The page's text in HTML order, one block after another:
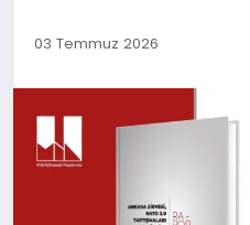
MAGAZİN
TEKNOLOJİ
03 Temmuz 2026